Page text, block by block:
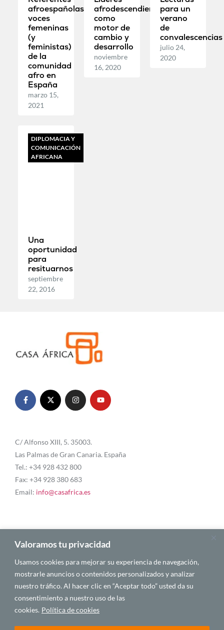
Valoramos tu privacidad
Usamos cookies para mejorar su experiencia de navegación,
mostrarle anuncios o contenidos personalizados y analizar
nuestro tráfico. Al hacer clic en “Aceptar todo” usted da su
consentimiento a nuestro uso de las
cookies. Política de cookies
afroespañolas:
voces
femeninas
(y
feministas)
de la
comunidad
afro en
España
marzo 15,
2021
afrodescendientes
como
motor de
cambio y
desarrollo
noviembre
16, 2020
para un
verano
de
convalescencias
julio 24,
2020
DIPLOMACIA Y
COMUNICACIÓN
AFRICANA
Una
oportunidad
para
resituarnos
septiembre
22, 2016
C/ Alfonso XIII, 5. 35003.
Las Palmas de Gran Canaria. España
Tel.: +34 928 432 800
Fax: +34 928 380 683
Email: info@casafrica.es
Blog
Quiénes somos
Autores
Español